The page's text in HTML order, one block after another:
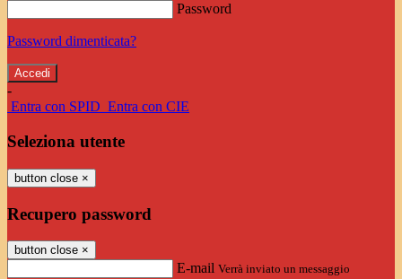
Password
Password dimenticata?
-
Entra con SPID Entra con CIE
Seleziona utente
button close ×
Recupero password
button close ×
E-mail Verrà inviato un messaggio